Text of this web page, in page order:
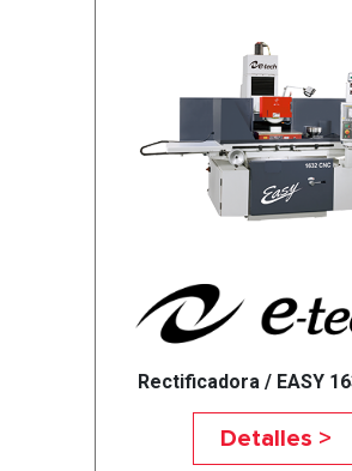
Rectificadora / EASY
Detalles >